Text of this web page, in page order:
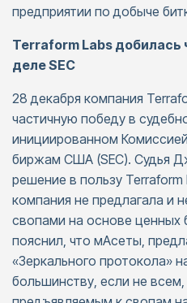
предприятии по добыче
Terraform Labs добилась
деле SEC
28 декабря компания
частичную победу в
инициированном
биржам США (SEC). Судья
решение в пользу Terraform
компания не предлагала и
свопами на основе ценных
пояснил, что мАсеты,
«Зеркального протокола»
большинству, если не